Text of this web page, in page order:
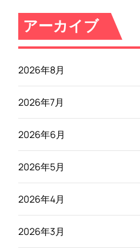
アーカイブ
2026年8月
2026年7月
2026年6月
2026年5月
2026年4月
2026年3月